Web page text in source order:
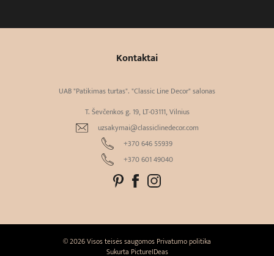
Kontaktai
UAB "Patikimas turtas". "Classic Line Decor" salonas
T. Ševčenkos g. 19, LT-03111, Vilnius
uzsakymai@classiclinedecor.com
+370 646 55939
+370 601 49040
© 2026 Visos teisės saugomos Privatumo politika
Sukurta PictureIDeas